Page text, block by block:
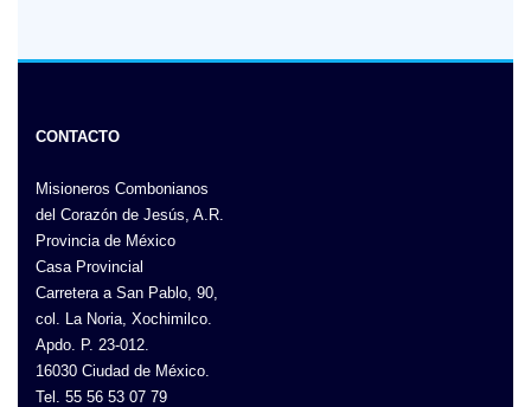
CONTACTO
Misioneros Combonianos
del Corazón de Jesús, A.R.
Provincia de México
Casa Provincial
Carretera a San Pablo, 90,
col. La Noria, Xochimilco.
Apdo. P. 23-012.
16030 Ciudad de México.
Tel. 55 56 53 07 79